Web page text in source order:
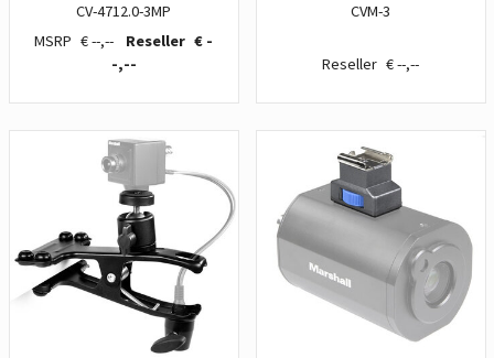
CV-4712.0-3MP
€ --,--
€ -
-,--
CVM-3
€ --,--